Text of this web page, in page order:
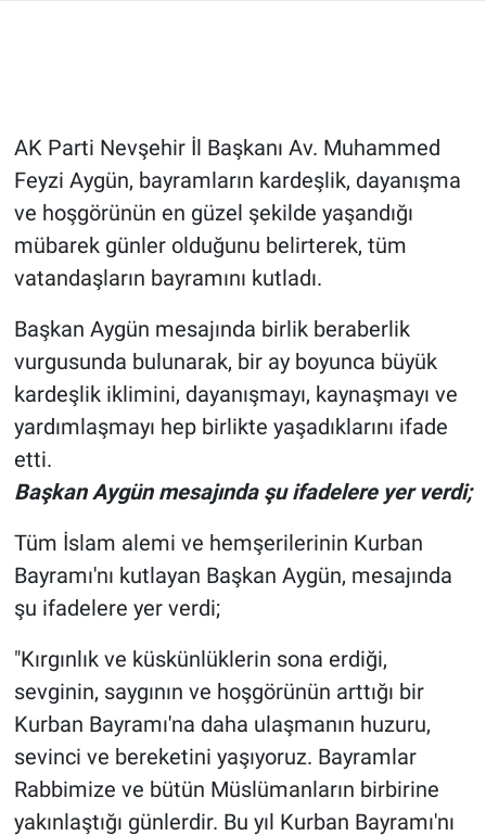
AK Parti Nevşehir İl Başkanı Av. Muhammed
Feyzi Aygün, bayramların kardeşlik, dayanışma
ve hoşgörünün en güzel şekilde yaşandığı
mübarek günler olduğunu belirterek, tüm
vatandaşların bayramını kutladı.
Başkan Aygün mesajında birlik beraberlik
vurgusunda bulunarak, bir ay boyunca büyük
kardeşlik iklimini, dayanışmayı, kaynaşmayı ve
yardımlaşmayı hep birlikte yaşadıklarını ifade
etti.
Başkan Aygün mesajında şu ifadelere yer verdi;
Tüm İslam alemi ve hemşerilerinin Kurban
Bayramı'nı kutlayan Başkan Aygün, mesajında
şu ifadelere yer verdi;
"Kırgınlık ve küskünlüklerin sona erdiği,
sevginin, saygının ve hoşgörünün arttığı bir
Kurban Bayramı'na daha ulaşmanın huzuru,
sevinci ve bereketini yaşıyoruz. Bayramlar
Rabbimize ve bütün Müslümanların birbirine
yakınlaştığı günlerdir. Bu yıl Kurban Bayramı'nı
Kayseri
Niğde
Aksaray
Kırşehir
Yerel
Asayiş
Kültür - Sanat
Politika
Magazin
Çevre
Haberde İnsan